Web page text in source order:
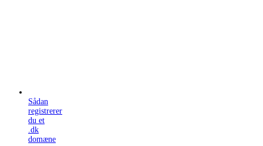
Sådan
registrerer
du et
.dk
domæne